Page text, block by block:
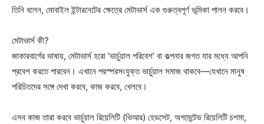
তিনি বলেন, মোবাইল ইন্টারনেটের ক্ষেত্রে মেটাভার্স এক গুরুত্বপূর্ণ ভূমিকা পালন করবে।
মেটাভার্স কী?
জাকারবার্গের ভাষায়, মেটাভার্স হরো ‘ভার্চুয়াল পরিবেশ’ বা কল্পনার জগত যার মধ্যে আপনি
প্রবেশ করতে পারবেন। এখানে পরস্পরসংযুক্ত ভার্চুয়াল সমাজ থাকবে—যেখানে মানুষ
পরিচিতদের সঙ্গে দেখা করবে, কাজ করবে, খেলবে।
এসব কাজ তারা করবে ভার্চুয়াল রিয়েলিটি (ভিআর) হেডসেট, অগমেন্টেড রিয়েলিটি চশমা,